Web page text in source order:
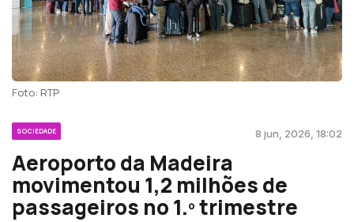
Foto: RTP
SOCIEDADE 8 jun, 2026, 18:02
Aeroporto da Madeira
movimentou 1,2 milhões de
passageiros no 1.º trimestre